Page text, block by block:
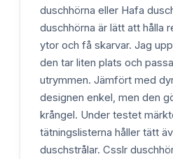
duschhörna eller Hafa
duschhörna är lätt att hålla
ytor och få skarvar. Jag
den tar liten plats och
utrymmen. Jämfört med
designen enkel, men den
krångel. Under testet
tätningslisterna håller tätt
duschstrålar. Csslr